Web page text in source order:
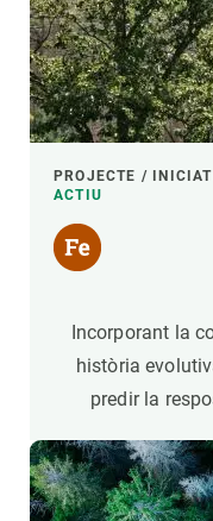
PROJECTE /
ACTIU
Incorporant la
història
predir la